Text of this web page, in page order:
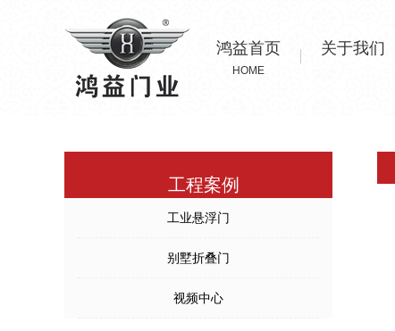
鸿益首页
HOME
关于我们
工程案例
工业悬浮门
别墅折叠门
视频中心